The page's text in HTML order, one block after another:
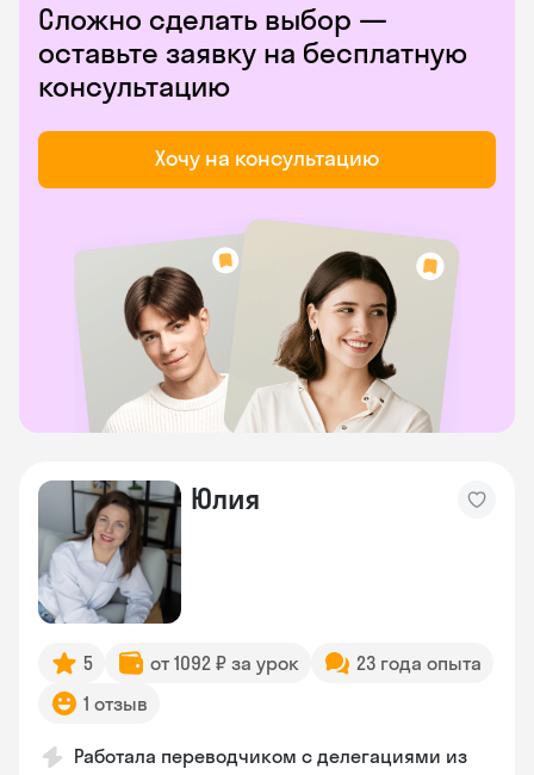
Сложно сделать выбор —
оставьте заявку на бесплатную
консультацию
Хочу на консультацию
Юлия
5 от 1092 ₽ за урок
23 года опыта
1 отзыв
Работала переводчиком с делегациями из